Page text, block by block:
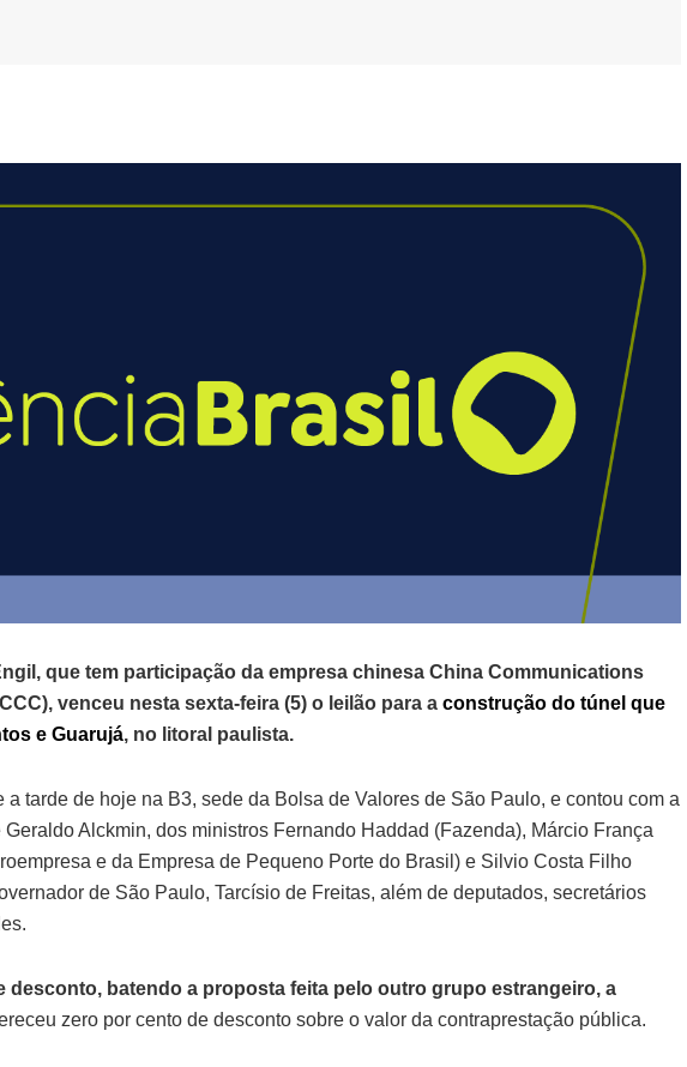
que tem participação da empresa chinesa China Communications
venceu nesta sexta-feira (5) o leilão para a construção do túnel que
e Guarujá, no litoral paulista.
tarde de hoje na B3, sede da Bolsa de Valores de São Paulo, e contou com a
Alckmin, dos ministros Fernando Haddad (Fazenda), Márcio França
e da Empresa de Pequeno Porte do Brasil) e Silvio Costa Filho
de São Paulo, Tarcísio de Freitas, além de deputados, secretários
desconto, batendo a proposta feita pelo outro grupo estrangeiro, a
zero por cento de desconto sobre o valor da contraprestação pública.